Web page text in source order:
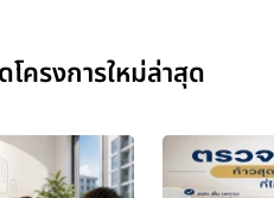
ครงการใหม่ล่าสุด